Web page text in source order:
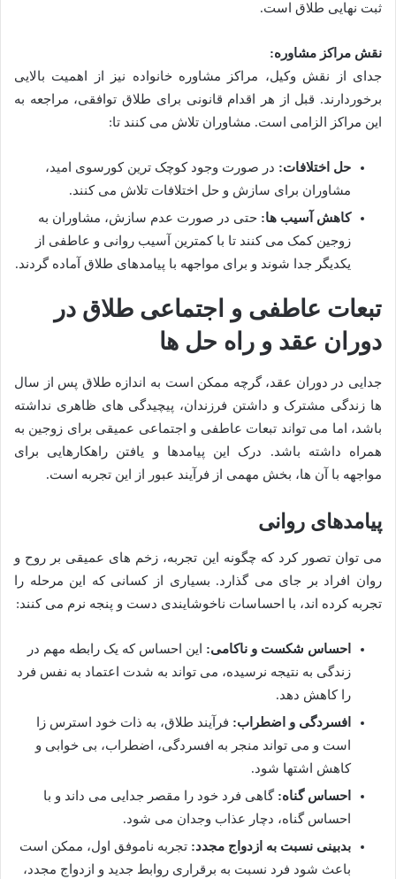
ثبت نهایی طلاق است.
نقش مراکز مشاوره:
جدای از نقش وکیل، مراکز مشاوره خانواده نیز از اهمیت بالایی
برخوردارند. قبل از هر اقدام قانونی برای طلاق توافقی، مراجعه به
این مراکز الزامی است. مشاوران تلاش می کنند تا:
حل اختلافات: در صورت وجود کوچک ترین کورسوی امید،
مشاوران برای سازش و حل اختلافات تلاش می کنند.
کاهش آسیب ها: حتی در صورت عدم سازش، مشاوران به
زوجین کمک می کنند تا با کمترین آسیب روانی و عاطفی از
یکدیگر جدا شوند و برای مواجهه با پیامدهای طلاق آماده گردند.
تبعات عاطفی و اجتماعی طلاق در
دوران عقد و راه حل ها
جدایی در دوران عقد، گرچه ممکن است به اندازه طلاق پس از سال
ها زندگی مشترک و داشتن فرزندان، پیچیدگی های ظاهری نداشته
باشد، اما می تواند تبعات عاطفی و اجتماعی عمیقی برای زوجین به
همراه داشته باشد. درک این پیامدها و یافتن راهکارهایی برای
مواجهه با آن ها، بخش مهمی از فرآیند عبور از این تجربه است.
پیامدهای روانی
می توان تصور کرد که چگونه این تجربه، زخم های عمیقی بر روح و
روان افراد بر جای می گذارد. بسیاری از کسانی که این مرحله را
تجربه کرده اند، با احساسات ناخوشایندی دست و پنجه نرم می کنند:
احساس شکست و ناکامی: این احساس که یک رابطه مهم در
زندگی به نتیجه نرسیده، می تواند به شدت اعتماد به نفس فرد
را کاهش دهد.
افسردگی و اضطراب: فرآیند طلاق، به ذات خود استرس زا
است و می تواند منجر به افسردگی، اضطراب، بی خوابی و
کاهش اشتها شود.
احساس گناه: گاهی فرد خود را مقصر جدایی می داند و با
احساس گناه، دچار عذاب وجدان می شود.
بدبینی نسبت به ازدواج مجدد: تجربه ناموفق اول، ممکن است
باعث شود فرد نسبت به برقراری روابط جدید و ازدواج مجدد،